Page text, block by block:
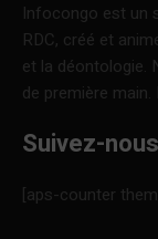
Infocongo est un
RDC, créé et
et la déontologie.
de première
Suivez-nous
[aps-counter